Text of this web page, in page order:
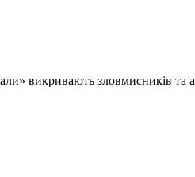
викривають зловмисників та